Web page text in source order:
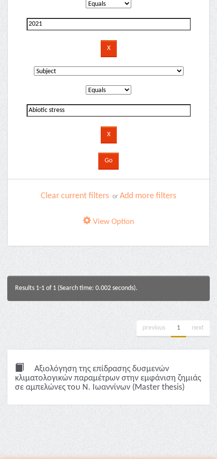
Clear current filters or Add more filters
View Option
Results 1-1 of 1 (Search time: 0.002 seconds).
previous 1 next
Αξιολόγηση της επίδρασης δυσμενών
κλιματολογικών παραμέτρων στην εμφάνιση ζημιάς
σε αμπελώνες του Ν. Ιωαννίνων (Master thesis)